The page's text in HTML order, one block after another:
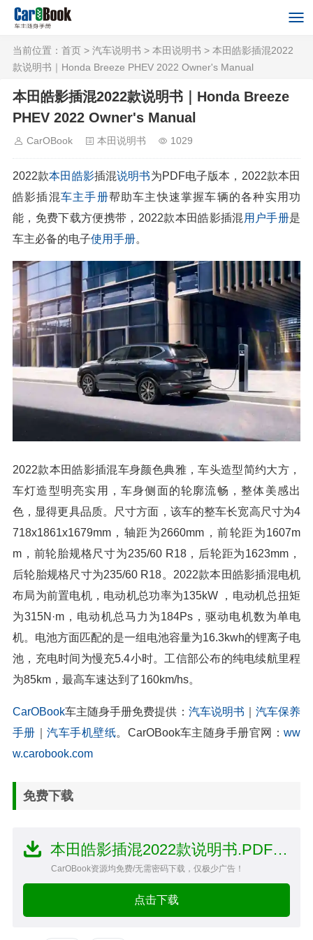
当前位置： 首页 > 汽车说明书 > 本田说明书 > 本田皓影插混2022
款说明书｜Honda Breeze PHEV 2022 Owner's Manual
本田皓影插混2022款说明书｜Honda Breeze
PHEV 2022 Owner's Manual
CarOBook 本田说明书 1029
2022款本田 皓影插混说明书为PDF电子版本，2022款本田
皓影插混车主手册帮助车主快速掌握车辆的各种实用功
能，免费下载方便携带，2022款本田皓影插混 用户手册是
车主必备的电子使用手册。
2022款本田皓影插混车身颜色典雅，车头造型简约大方，
车灯造型明亮实用，车身侧面的轮廓流畅，整体美感出
色，显得更具品质。尺寸方面，该车的整车长宽高尺寸为4
718x1861x1679mm，轴距为2660mm，前轮距为1607m
m，前轮胎规格尺寸为235/60 R18，后轮距为1623mm，
后轮胎规格尺寸为235/60 R18。2022款本田皓影插混电机
布局为前置电机，电动机总功率为135kW ，电动机总扭矩
为315N·m，电动机总马力为184Ps，驱动电机数为单电
机。电池方面匹配的是一组电池容量为16.3kwh的锂离子电
池，充电时间为慢充5.4小时。工信部公布的纯电续航里程
为85km，最高车速达到了160km/hs。
CarOBook车主随身手册免费提供： 汽车说明书
汽车保养
手册 ｜汽车手机壁纸。CarOBook车主随身手册官网：ww
w.carobook.com
免费下载
本田皓影插混2022款说明书.PDF文件
CarOBook资源均免费/无需密码下载，仅极少广告！
点击下载